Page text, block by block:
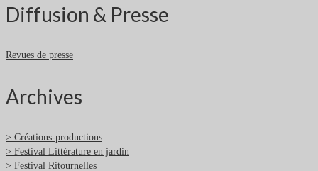
Diffusion & Presse
Revues de presse
Archives
> Créations-productions
> Festival Littérature en jardin
> Festival Ritournelles